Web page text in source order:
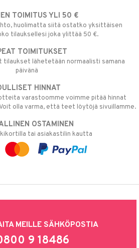
TOIMITUS YLI 50 €
huolimatta siitä ostatko yksittäisen
tilauksellesi joka ylittää 50 €.
TOIMITUKSET
tilaukset lähetetään normaalisti samana
päivänä
HINNAT
varastoomme voimme pitää hinnat
olla varma, että teet löytöjä sivuillamme.
OSTAMINEN
tai asiakastilin kautta
MEILLE SÄHKÖPOSTIA
9 18486